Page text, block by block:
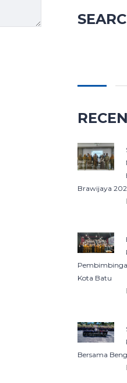
Brawijaya
Kota Batu
Bersama